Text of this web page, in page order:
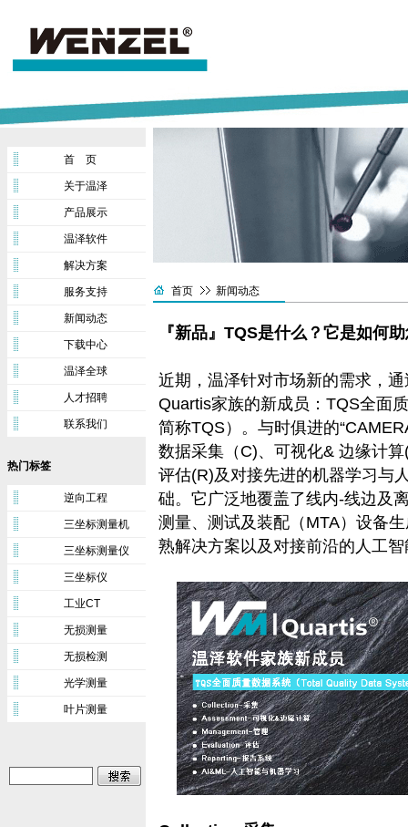
首 页
关于温泽
产品展示
温泽软件
解决方案
服务支持
新闻动态
下载中心
温泽全球
人才招聘
联系我们
热门标签
逆向工程
三坐标测量机
三坐标测量仪
三坐标仪
工业CT
无损测量
无损检测
光学测量
叶片测量
首页 新闻动态
『新品』TQS是什么？它是如何
近期，温泽针对市场新的需求，
Quartis家族的新成员：TQS全面
简称TQS）。与时俱进的
数据采集（C)、可视化& 边缘计
评估(R)及对接先进的机器学习与
础。它广泛地覆盖了线内-线边及
测量、测试及装配（MTA）设备
熟解决方案以及对接前沿的人工